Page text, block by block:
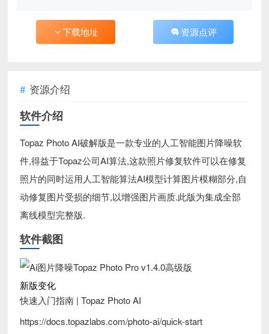
下载地址 资源点评
资源介绍
软件介绍
Topaz Photo AI破解版是一款专业的人工智能图片降噪软
件,得益于Topaz公司AI算法,这款照片修复软件可以在修复
照片的同时运用人工智能算法AI模型计算图片模糊部分,自
动修复图片受损的细节,以增强图片画质.此版为集成全部
离线模型完整版.
软件截图
新版变化
快速入门指南 | Topaz Photo AI
https://docs.topazlabs.com/photo-ai/quick-start